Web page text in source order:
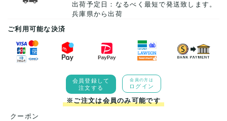
出荷予定日：なるべく最短で発送致します。
兵庫県から出荷
ご利用可能な決済
会員登録して
注文する
会員の方は
ログイン
※ご注文は会員のみ可能です
クーポン